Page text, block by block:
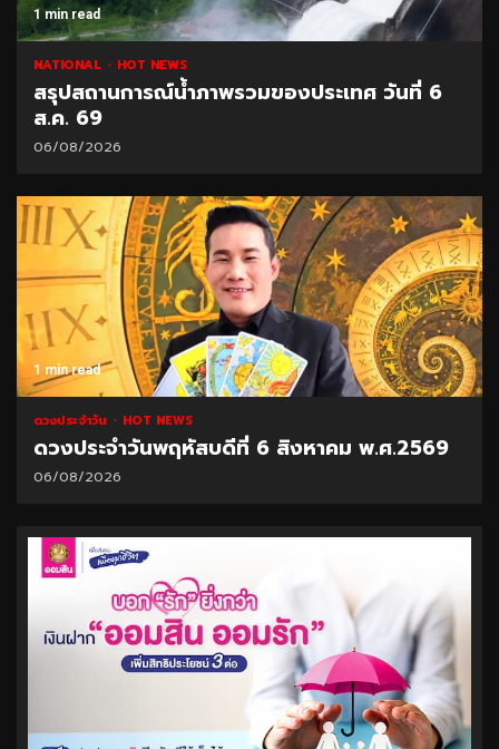
1 min read
NATIONAL HOT NEWS
สรุปสถานการณ์น้ำภาพรวมของประเทศ วันที่ 6
ส.ค. 69
06/08/2026
1 min read
ดวงประจำวัน HOT NEWS
ดวงประจำวันพฤหัสบดีที่ 6 สิงหาคม พ.ศ.2569
06/08/2026